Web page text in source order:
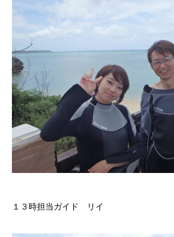
１３時担当ガイド リイ